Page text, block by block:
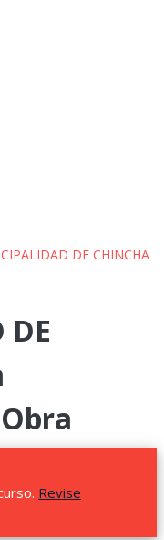
DE CHINCHA
Revise